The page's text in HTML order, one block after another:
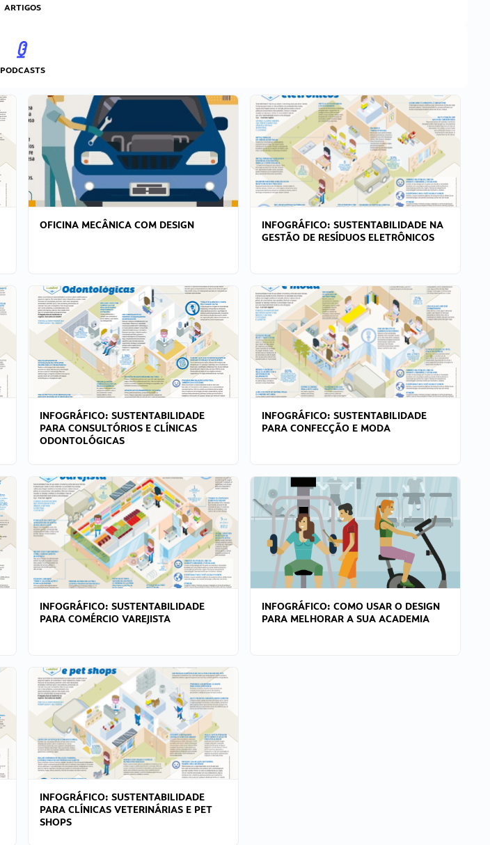
ARTIGOS
PODCASTS
OFICINA MECÂNICA COM DESIGN
INFOGRÁFICO: SUSTENTABILIDADE NA
GESTÃO DE RESÍDUOS ELETRÔNICOS
INFOGRÁFICO: SUSTENTABILIDADE
PARA CONSULTÓRIOS E CLÍNICAS
ODONTOLÓGICAS
INFOGRÁFICO: SUSTENTABILIDADE
PARA CONFECÇÃO E MODA
INFOGRÁFICO: SUSTENTABILIDADE
PARA COMÉRCIO VAREJISTA
INFOGRÁFICO: COMO USAR O DESIGN
PARA MELHORAR A SUA ACADEMIA
INFOGRÁFICO: SUSTENTABILIDADE
PARA CLÍNICAS VETERINÁRIAS E PET
SHOPS